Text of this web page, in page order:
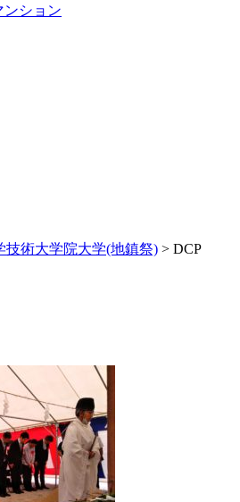
ンション
技術大学院大学(地鎮祭) > DCP